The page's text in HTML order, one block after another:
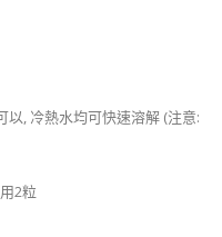
以, 冷熱水均可快速溶解 (注意:
2粒